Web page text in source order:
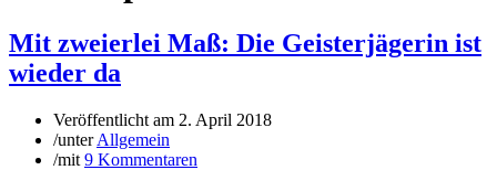
Mit zweierlei Maß: Die Geisterjägerin ist
wieder da
Veröffentlicht am 2. April 2018
/unterAllgemein
/mit 9 Kommentaren